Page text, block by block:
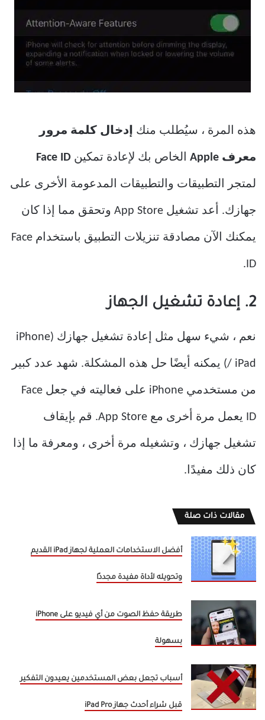
هذه المرة ، سيُطلب منك إدخال كلمة مرور
معرف Apple الخاص بك لإعادة تمكين
لمتجر التطبيقات والتطبيقات المدعومة الأخرى على
جهازك. أعد تشغيل App Store وتحقق مما إذا كان
يمكنك الآن مصادقة تنزيلات التطبيق باستخدام Face
ID.
2. إعادة تشغيل الجهاز
نعم ، شيء سهل مثل إعادة تشغيل جهازك (iPhone
/ iPad) يمكنه أيضًا حل هذه المشكلة. شهد عدد كبير
من مستخدمي iPhone على فعاليته في جعل Face
ID يعمل مرة أخرى مع App Store. قم بإيقاف
تشغيل جهازك ، وتشغيله مرة أخرى ، ومعرفة ما إذا
كان ذلك مفيدًا.
مقالات ذات صلة
أفضل الاستخدامات العملية لجهاز iPad القديم
وتحويله لأداة مفيدة مجددًا
طريقة حفظ الصوت من أي فيديو على iPhone
بسهولة
أسباب تجعل بعض المستخدمين يعيدون التفكير
قبل شراء أحدث جهاز iPad Pro